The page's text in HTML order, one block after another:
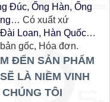
Đúc, Ống Hàn, Ống
… Có xuất xứ
Loan, Hàn Quốc…
gốc, Hóa đơn.
ĐẾN SẢN PHẨM
LÀ NIỀM VINH
TÔI